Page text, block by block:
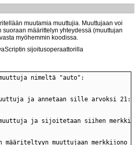
muutamia muuttujia. Muuttujaan voi
määrittelyn yhteydessä (muuttujan
myöhemmin koodissa.
sijoitusoperaattorilla